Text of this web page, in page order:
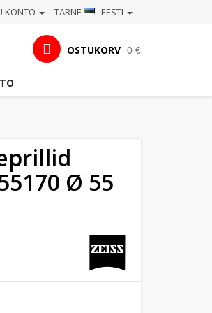
TARNE · EESTI
KONTO
OSTUKORV 0 €
Ø 55